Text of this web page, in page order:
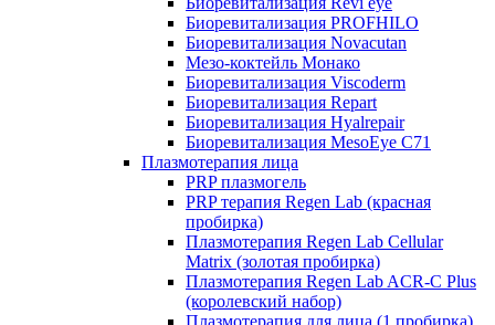
Биоревитализация PROFHILO
Биоревитализация Novacutan
Мезо-коктейль Монако
Биоревитализация Viscoderm
Биоревитализация Repart
Биоревитализация Hyalrepair
Биоревитализация MesoEye C71
Плазмотерапия лица
PRP плазмогель
PRP терапия Regen Lab (красная
пробирка)
Плазмотерапия Regen Lab Cellular
Matrix (золотая пробирка)
Плазмотерапия Regen Lab ACR-C Plus
(королевский набор)
Плазмотерапия для лица (1 пробирка)